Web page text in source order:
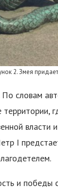
2. Змея
словам
I
и